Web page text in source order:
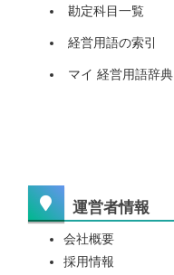
勘定科目一覧
経営用語の索引
マイ 経営用語辞典
運営者情報
会社概要
採用情報